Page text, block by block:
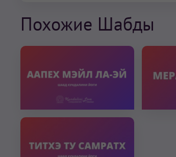
Похожие Шабды